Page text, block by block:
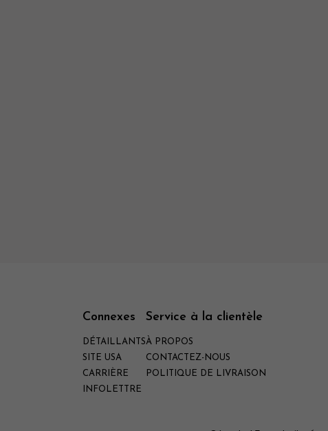
Connexes
DÉTAILLANTS
SITE USA
CARRIÈRE
INFOLETTRE
Service à la clientèle
À PROPOS
CONTACTEZ-NOUS
POLITIQUE DE LIVRAISON